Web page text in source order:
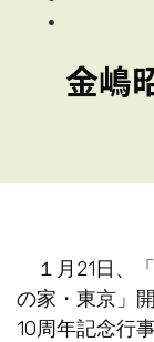
金嶋
１月21日、
の家・東京」
10周年記念行